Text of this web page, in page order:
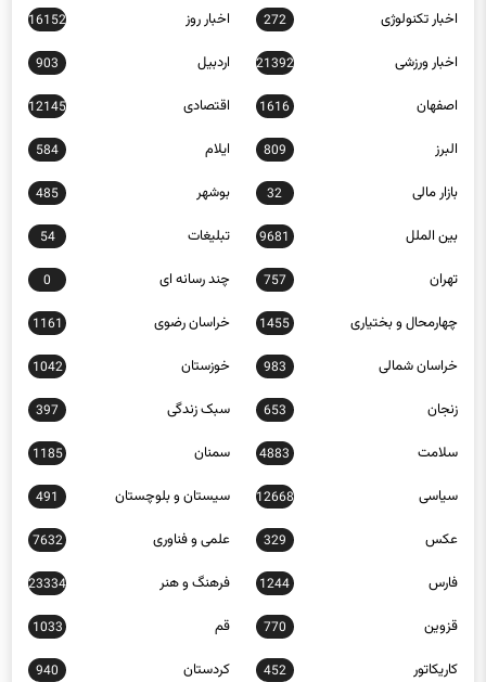
اخبار تکنولوژی 272 اخبار روز 16152
اخبار ورزشی 21392 اردبیل 903
اصفهان 1616 اقتصادی 12145
البرز 809 ایلام 584
بازار مالی 32 بوشهر 485
بین الملل 9681 تبلیغات 54
تهران 757 چند رسانه ای 0
چهارمحال و بختیاری 1455 خراسان رضوی 1161
خراسان شمالی 983 خوزستان 1042
زنجان 653 سبک زندگی 397
سلامت 4883 سمنان 1185
سیاسی 12668 سیستان و بلوچستان 491
عکس 329 علمی و فناوری 7632
فارس 1244 فرهنگ و هنر 23334
قزوین 770 قم 1033
کاریکاتور 452 کردستان 940